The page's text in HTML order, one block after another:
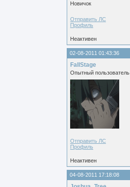
Новичок
Отправить ЛС
Профиль
Неактивен
02-08-2011 01:43:36
FallStage
Опытный пользователь
Отправить ЛС
Профиль
Неактивен
04-08-2011 17:18:08